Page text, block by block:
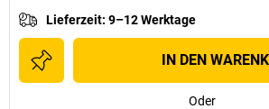
Lieferzeit: 9–12 Werktage
IN DEN
Oder